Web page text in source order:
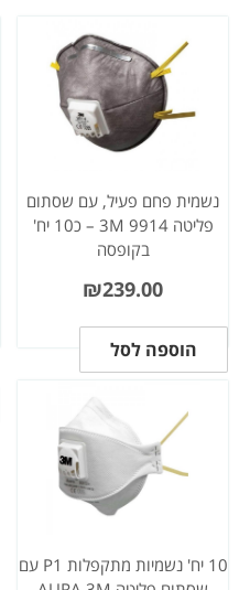
נשמית פחם פעיל, עם שסתום
פליטה 3M 9914 – כ10 יח'
בקופסה
₪239.00
הוספה לסל
10 יח' נשמיות מתקפלות P1 עם